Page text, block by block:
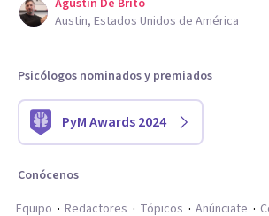
Austin, Estados Unidos de América
Psicólogos nominados y premiados
PyM Awards 2024
Conócenos
Equipo
Redactores Tópicos Anúnciate